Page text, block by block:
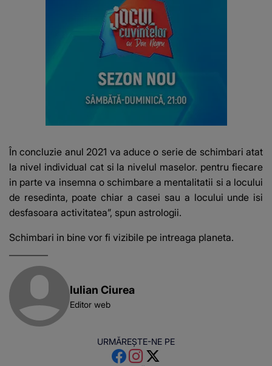
În concluzie anul 2021 va aduce o serie de schimbari atat
la nivel individual cat si la nivelul maselor. pentru fiecare
in parte va insemna o schimbare a mentalitatii si a locului
de resedinta, poate chiar a casei sau a locului unde isi
desfasoara activitatea”, spun astrologii.
Schimbari in bine vor fi vizibile pe intreaga planeta.
Iulian Ciurea
Editor web
URMĂREȘTE-NE PE